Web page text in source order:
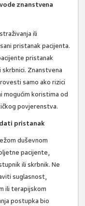
znanstvena
ili
pristanak pacijenta.
pristanak
Znanstvena
samo ako rizici
mogućim koristima od
povjerenstva.
pristanak
duševnom
pacijente,
ili skrbnik. Ne
suglasnost,
ili terapijskom
postupka bio